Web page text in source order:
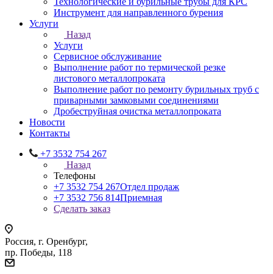
Инструмент для направленного бурения
Услуги
Назад
Услуги
Сервисное обслуживание
Выполнение работ по термической резке
листового металлопроката
Выполнение работ по ремонту бурильных труб с
приварными замковыми соединениями
Дробеструйная очистка металлопроката
Новости
Контакты
+7 3532 754 267
Назад
Телефоны
+7 3532 754 267Отдел продаж
+7 3532 756 814Приемная
Сделать заказ
Россия, г. Оренбург,
пр. Победы, 118